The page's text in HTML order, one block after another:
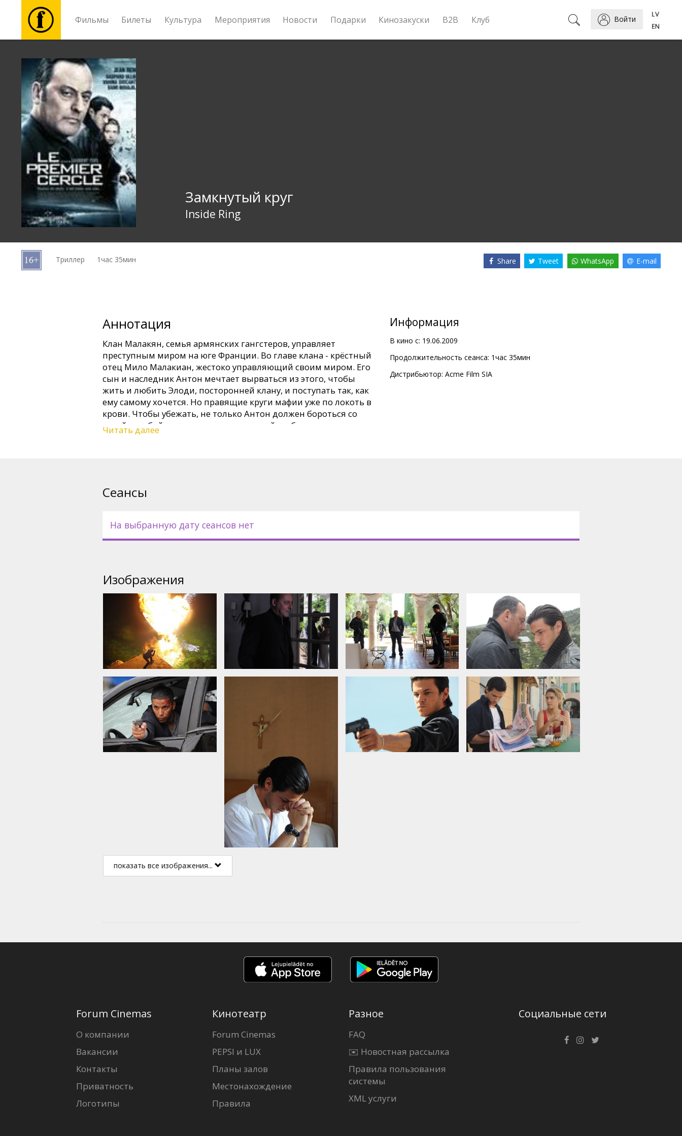
Фильмы Билеты Культура Мероприятия Новости Подарки Кинозакуски B2B Клуб Войти
Билеты
Культура
Мероприятия
Новости
Подарки
B2B
Замкнутый круг
Inside Ring
Триллер 1час 35мин Share Tweet WhatsApp E-mail
Аннотация
Клан Малакян, семья армянских гангстеров, управляет
преступным миром на юге Франции. Во главе клана - крёстный
отец Мило Малакиан, жестоко управляющий своим миром. Его
сын и наследник Антон мечтает вырваться из этого, чтобы
жить и любить Элоди, посторонней клану, и поступать так, как
ему самому хочется. Но правящие круги мафии уже по локоть в
крови. Чтобы убежать, не только Антон должен бороться со
своей судьбой, но и человек, поклявшийся убрать его отца -
инспектор Соньер.
Продюсер: Alain Terzian, Christine Gozlan
Читать далее
Информация
В кино с: 19.06.2009
Продолжительность сеанса: 1час 35мин
Дистрибьютор: Acme Film SIA
Сеансы
На выбранную дату сеансов нет
Изображения
показать все изображения...
Forum Cinemas
О компании
Вакансии
Контакты
Приватность
Логотипы
Кинотеатр
Forum Cinemas
PEPSI и LUX
Планы залов
Местонахождение
Правила
Разное
FAQ
✉️ Новостная рассылка
Правила пользования
системы
XML услуги
Социальные сети